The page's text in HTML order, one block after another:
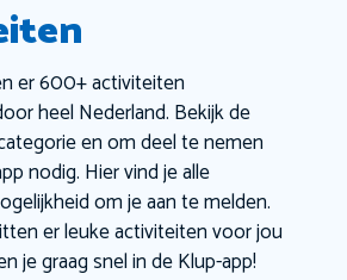
er 600+ activiteiten
heel Nederland. Bekijk de
en om deel te nemen
nodig. Hier vind je alle
om je aan te melden.
er leuke activiteiten voor jou
je graag snel in de Klup-app!